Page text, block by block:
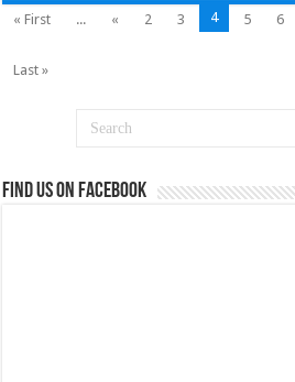
« First ... « 2 3 4 5 6
Last »
Find us on Facebook